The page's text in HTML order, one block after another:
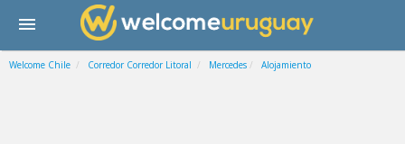
Welcome Chile Corredor Corredor Litoral Mercedes Alojamiento